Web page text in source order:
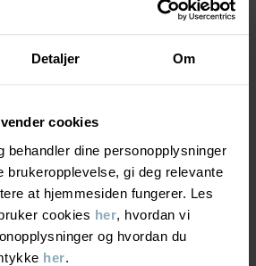
Detaljer Om
cookies
behandler dine personopplysninger
brukeropplevelse, gi deg relevante
at hjemmesiden fungerer. Les
cookies her, hvordan vi
og hvordan du
her.
mansjetter
Garment Co Ltd